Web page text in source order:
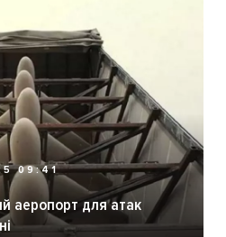
09:41
аеропорт для атак